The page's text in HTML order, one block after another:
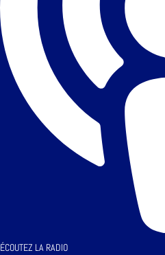
ÉCOUTEZ LA RADIO